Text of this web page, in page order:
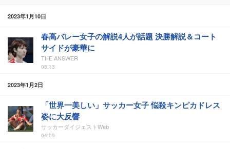
2023年1月10日
春高バレー女子の解説4人が話題 決勝解説＆コート
サイドが豪華に
THE ANSWER
08:13
2023年1月2日
「世界一美しい」サッカー女子 悩殺キンピカドレス
姿に大反響
サッカーダイジェストWeb
04:09